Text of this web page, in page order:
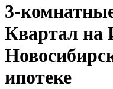
3-
Квартал на
ипотеке